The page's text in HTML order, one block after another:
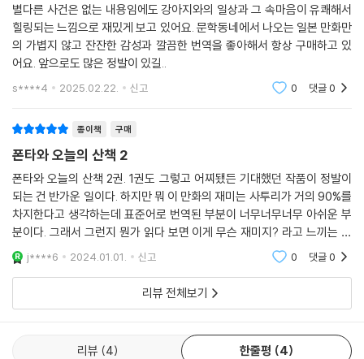
별다른 사건은 없는 내용임에도 강아지와의 일상과 그 속마음이 유쾌해서
힐링되는 느낌으로 재밌게 보고 있어요. 문학동네에서 나오는 일본 만화만
의 가볍지 않고 잔잔한 감성과 깔끔한 번역을 좋아해서 항상 구매하고 있
어요. 앞으로도 많은 정발이 있길..
s****4 2025.02.22. 신고 0 댓글0
종이책 구매
폰타와 오늘의 산책 2
폰타와 오늘의 산책 2권. 1권도 그렇고 어찌됐든 기대했던 작품이 정발이
되는 건 반가운 일이다. 하지만 뭐 이 만화의 재미는 사투리가 거의 90%를
차지한다고 생각하는데 표준어로 번역된 부분이 너무너무너무 아쉬운 부
분이다. 그래서 그런지 뭔가 읽다 보면 이게 무슨 재미지? 라고 느끼는 순
간이 많다. 가능하면 번역을 조금 더 신경써줬었으면 하는 부분이지만 뭐...
어쩌겠는가.
j****6 2024.01.01. 신고 0 댓글0
리뷰 전체보기
리뷰 4 한줄평 4